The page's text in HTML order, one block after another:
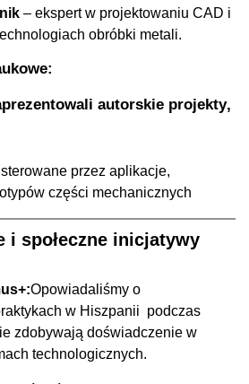
– ekspert w projektowaniu CAD i
obróbki metali.
autorskie projekty,
przez aplikacje,
części mechanicznych
i społeczne inicjatywy
Opowiadaliśmy o
w Hiszpanii podczas
zdobywają doświadczenie w
technologicznych.